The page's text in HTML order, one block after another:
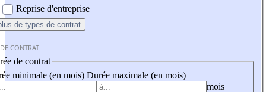
Reprise d'entreprise
de types de contrat
CONTRAT
de contrat
minimale (en mois) Durée maximale (en mois)
mois